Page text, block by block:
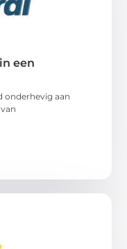
een
onderhevig aan